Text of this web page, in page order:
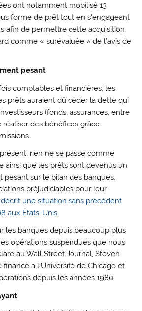
ont notamment mobilisé 13
forme de prêt tout en s’engageant
afin de permettre cette acquisition
comme « surévaluée » de l’avis de
pesant
comptables et financières, les
prêts auraient dû céder la dette qui
(fonds, assurances, entre
réaliser des bénéfices grâce
rien ne se passe comme
ainsi que les prêts sont devenus un
pesant sur le bilan des banques,
préjudiciables pour leur
une situation sans précédent
aux États-Unis.
les banques depuis beaucoup plus
opérations suspendues que nous
au Wall Street Journal, Steven
finance à l’Université de Chicago et
depuis les années 1980.